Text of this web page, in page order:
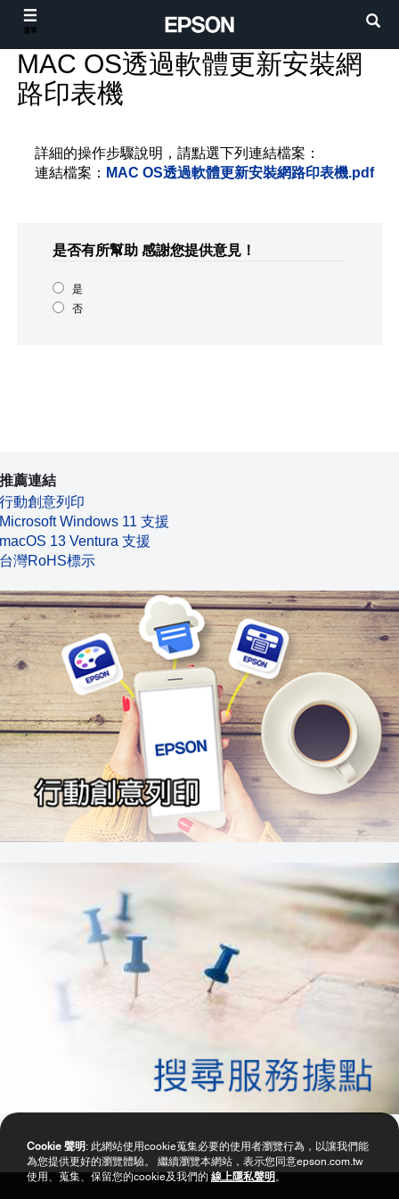
MAC OS透過軟體更新安裝網
路印表機
詳細的操作步驟說明，請點選下列連結檔案：
連結檔案： MAC OS透過軟體更新安裝網路印表機.pdf
是否有所幫助 感謝您提供意見！
是
否
推薦連結
行動創意列印
Microsoft Windows 11 支援
macOS 13 Ventura 支援
台灣RoHS標示
Cookie 聲明 : 此網站使用cookie蒐集必要的使用者瀏覽行為，以讓我們能
為您提供更好的瀏覽體驗。 繼續瀏覽本網站，表示您同意epson.com.tw
使用、蒐集、保留您的cookie及我們的 線上隱私聲明 。